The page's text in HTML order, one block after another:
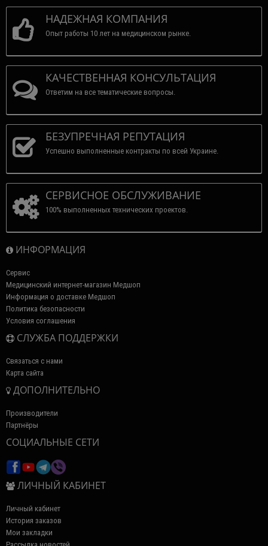
НАДЕЖНАЯ КОМПАНИЯ
Опыт работы 10 лет на медицинском рынке.
КАЧЕСТВЕННАЯ КОНСУЛЬТАЦИЯ
Ответим на все тематические вопросы.
БЕЗУПРЕЧНАЯ РЕПУТАЦИЯ
Успешно выполненные контракты по всей Украине.
СЕРВИСНОЕ ОБСЛУЖИВАНИЕ
100% выполненных технических проектов.
ИНФОРМАЦИЯ
Сервис
Медицинский интернет-магазин Медшоп
Информация о доставке Медшоп
Политика безопасности
Условия соглашения
СЛУЖБА ПОДДЕРЖКИ
Связаться с нами
Карта сайта
ДОПОЛНИТЕЛЬНО
Производители
Партнёры
СОЦИАЛЬНЫЕ СЕТИ
ЛИЧНЫЙ КАБИНЕТ
Личный кабинет
История заказов
Мои закладки